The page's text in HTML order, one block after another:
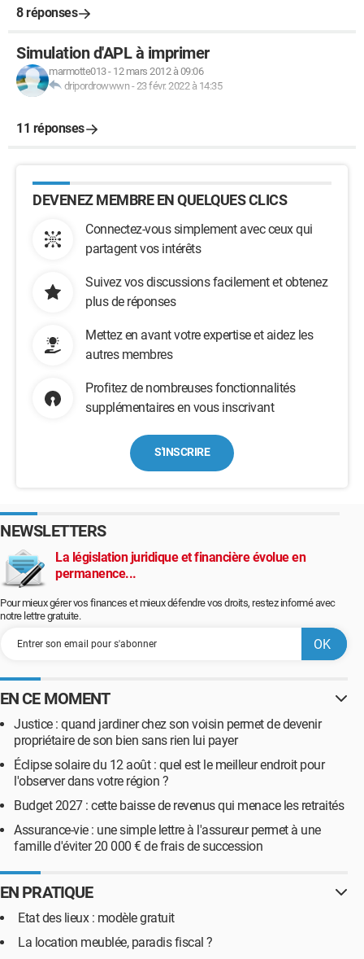
8 réponses
Simulation d'APL à imprimer
marmotte013- 12 mars 2012 à 09:06
dripordrowwwn-23 févr. 2022 à 14:35
11 réponses
DEVENEZ MEMBRE EN QUELQUES CLICS
Connectez-vous simplement avec ceux qui
partagent vos intérêts
Suivez vos discussions facilement et obtenez
plus de réponses
Mettez en avant votre expertise et aidez les
autres membres
Profitez de nombreuses fonctionnalités
supplémentaires en vous inscrivant
S'INSCRIRE
NEWSLETTERS
La législation juridique et financière évolue en
permanence...
Pour mieux gérer vos finances et mieux défendre vos droits, restez informé avec
notre lettre gratuite.
EN CE MOMENT
Justice : quand jardiner chez son voisin permet de devenir
propriétaire de son bien sans rien lui payer
Éclipse solaire du 12 août : quel est le meilleur endroit pour
l'observer dans votre région ?
Budget 2027 : cette baisse de revenus qui menace les retraités
Assurance-vie : une simple lettre à l'assureur permet à une
famille d'éviter 20 000 € de frais de succession
EN PRATIQUE
Etat des lieux : modèle gratuit
La location meublée, paradis fiscal ?